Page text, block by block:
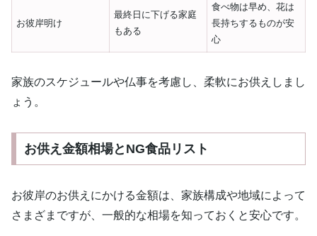
お彼岸明け
最終日に下げる家庭
もある
食べ物は早め、花は
長持ちするものが安
心
家族のスケジュールや仏事を考慮し、柔軟にお供えしまし
ょう。
お供え金額相場とNG食品リスト
お彼岸のお供えにかける金額は、家族構成や地域によって
さまざまですが、一般的な相場を知っておくと安心です。